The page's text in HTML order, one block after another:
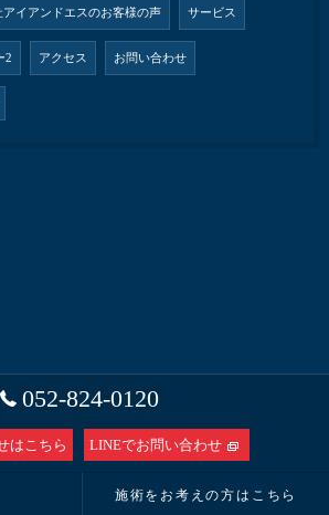
イアンドエスのお客様の声 サービス
2 アクセス お問い合わせ
052-824-0120
はこちら LINEでお問い合わせ
施術をお考えの方はこちら